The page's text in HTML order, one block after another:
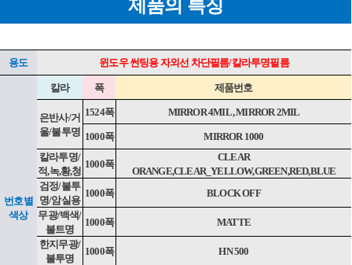
페이코 ID로 페
PAYCO 바
제품의 특징
용도 윈도우 썬팅용 자외선 차단필름/칼라투명필름
번호별
색상
칼라 폭 제품번호
은반사/거
울/불투명
1524폭 MIRROR 4MIL , MIRROR 2MIL
1000폭
MIRROR 1000
칼라투명/
적,녹,황,청
1000폭
CLEAR
ORANGE,CLEAR_YELLOW,GREEN,RED,BLUE
검정/불투
명/암실용
1000폭
BLOCK OFF
무광/백색/
불트명
1000폭
MATTE
한지무광/
불투명
1000폭 HN 500